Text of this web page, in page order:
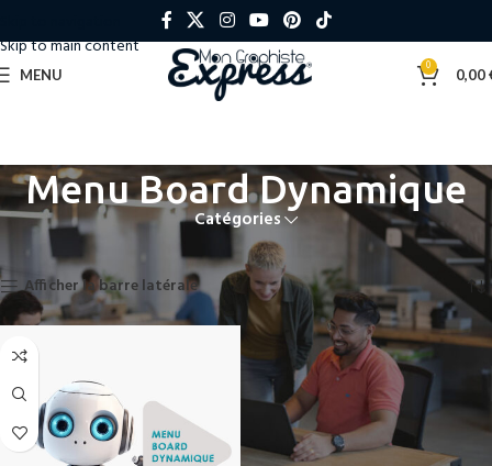
Skip to main content
MENU 0 0,00
Menu Board Dynamique
Catégories
» Menu Board Dynamique
Voici le seul résultat
Afficher la barre latérale